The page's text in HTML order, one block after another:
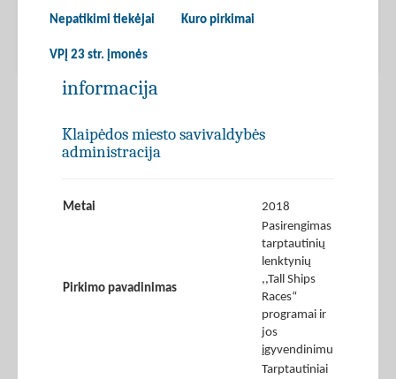
Nepatikimi tiekėjai Kuro pirkimai
VPĮ 23 str. įmonės
informacija
Klaipėdos miesto savivaldybės
administracija
Metai 2018
Pirkimo pavadinimas
Pasirengimas
tarptautinių
lenktynių
,,Tall Ships
Races“
programai ir
jos
įgyvendinimu
Tarptautiniai